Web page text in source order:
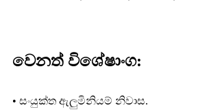
වෙනත් විශේෂාංග:
• සංයුක්ත ඇලුමිනියම් නිවාස.